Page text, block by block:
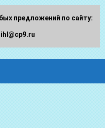
предложений по сайту: